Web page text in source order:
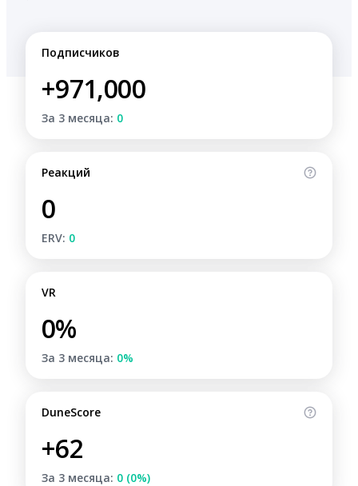
Подписчиков
+971,000
За 3 месяца: 0
Реакций
0
ERV: 0
VR
0%
За 3 месяца: 0%
DuneScore
+62
За 3 месяца: 0 (0%)